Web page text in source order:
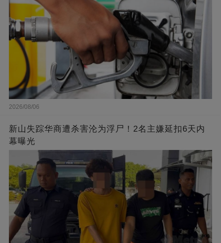
2026/08/06
新山失踪华商遭杀害沦为浮尸！2名主嫌延扣6天内
幕曝光